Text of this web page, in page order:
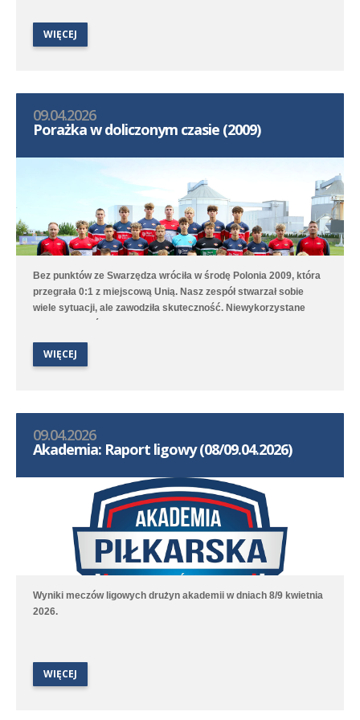
było tylko 2:1. Worek z bramkami rozwiązał się dopiero w 72.
minucie, bo od tego momentu z ciągu ośmiu minut nasz zespół
strzelił pięć bramek. Hat tricka skompletował Karol Marciniak.
WIĘCEJ
09.04.2026
Porażka w doliczonym czasie (2009)
Bez punktów ze Swarzędza wróciła w środę Polonia 2009, która
przegrała 0:1 z miejscową Unią. Nasz zespół stwarzał sobie
wiele sytuacji, ale zawodziła skuteczność. Niewykorzystane
zawodnik gospodarzy wykorzystał dobre dośrodkowanie z rzutu
rożnego.
WIĘCEJ
09.04.2026
Akademia: Raport ligowy (08/09.04.2026)
Wyniki meczów ligowych drużyn akademii w dniach 8/9 kwietnia
2026.
WIĘCEJ